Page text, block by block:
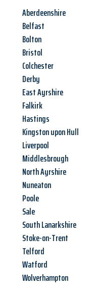
Aberdeenshire
Belfast
Bolton
Bristol
Colchester
Derby
East Ayrshire
Falkirk
Hastings
Kingston upon Hull
Liverpool
Middlesbrough
North Ayrshire
Nuneaton
Poole
Sale
South Lanarkshire
Stoke-on-Trent
Telford
Watford
Wolverhampton